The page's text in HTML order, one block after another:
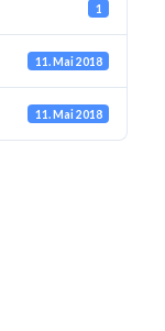
1
11. Mai 2018
11. Mai 2018